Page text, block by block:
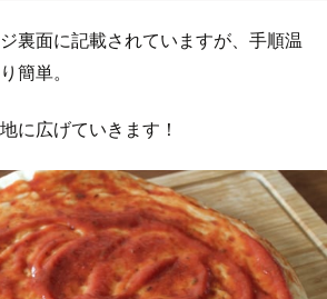
裏面に記載されていますが、手順温
簡単。
に広げていきます！